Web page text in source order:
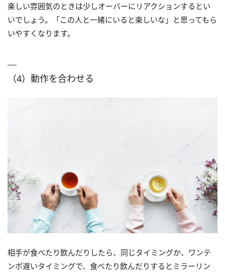
楽しい雰囲気のときは少しオーバーにリアクションするとい
いでしょう。「この人と一緒にいると楽しいな」と思ってもら
いやすくなります。
（4）動作を合わせる
相手が食べたり飲んだりしたら、同じタイミングか、ワンテ
ンポ遅いタイミングで、食べたり飲んだりするとミラーリン